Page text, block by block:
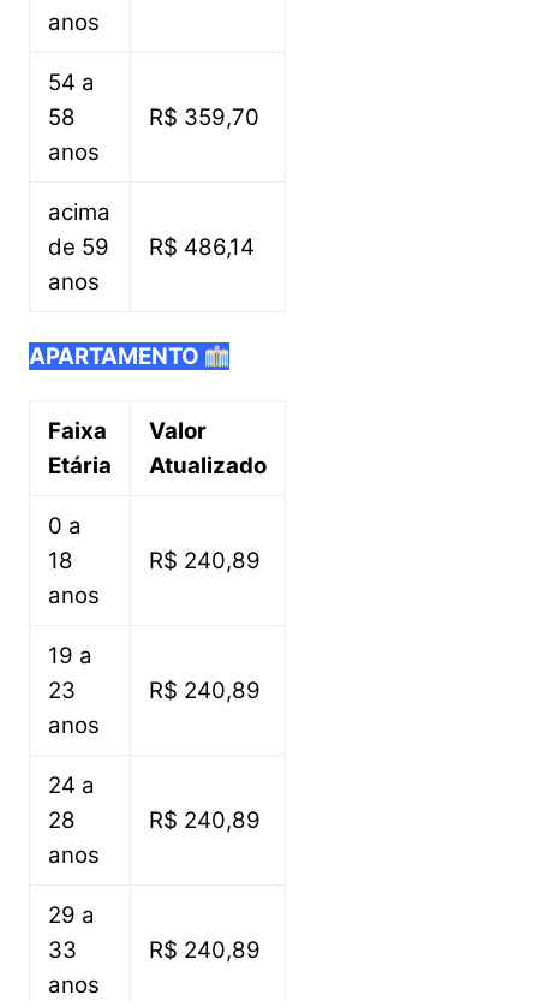
anos
54 a
58
anos
R$ 359,70
acima
de 59
anos
R$ 486,14
APARTAMENTO
Faixa
Etária
Valor
Atualizado
0 a
18
anos
R$ 240,89
19 a
23
anos
R$ 240,89
24 a
28
anos
R$ 240,89
29 a
33
anos
R$ 240,89